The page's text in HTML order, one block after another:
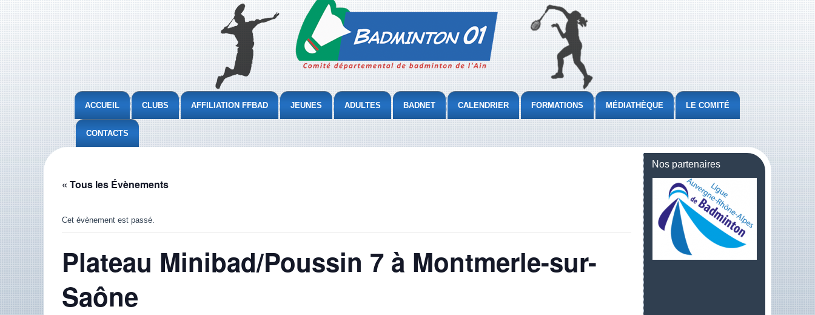
ACCUEIL CLUBS AFFILIATION FFBAD JEUNES ADULTES BADNET CALENDRIER FORMATIONS MÉDIATHÈQUE LE COMITÉ
CONTACTS
« Tous les Évènements
Cet évènement est passé.
Plateau Minibad/Poussin 7 à Montmerle-sur-
Saône
Nos partenaires